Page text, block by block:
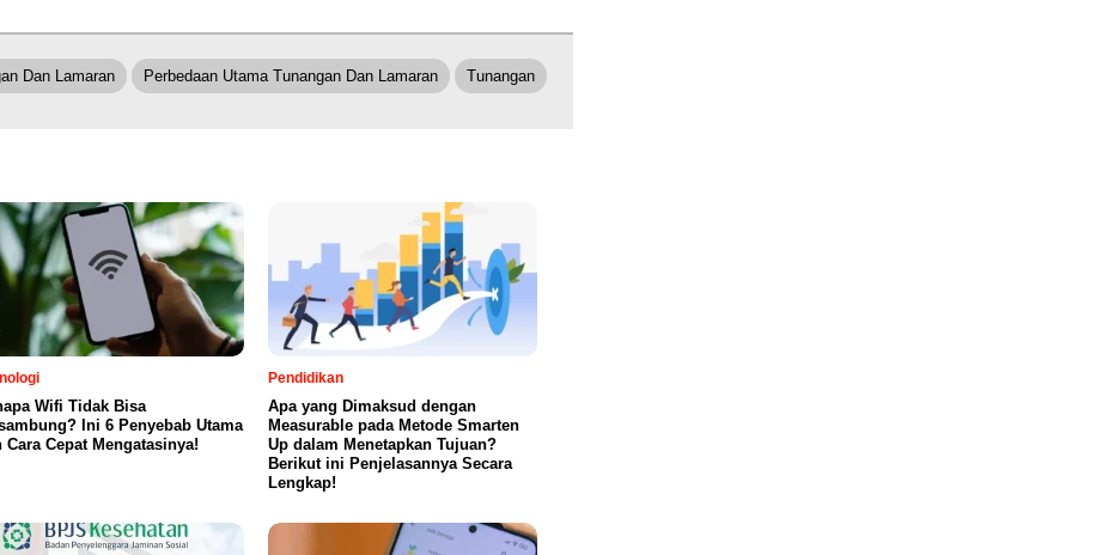
Dan Lamaran Perbedaan Utama Tunangan Dan Lamaran Tunangan
Wifi Tidak Bisa
Ini 6 Penyebab Utama
Cara Cepat Mengatasinya!
Pendidikan
Apa yang Dimaksud dengan
Measurable pada Metode Smarten
Up dalam Menetapkan Tujuan?
Berikut ini Penjelasannya Secara
Lengkap!